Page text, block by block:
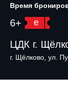
Время
6+ e
ЦДК г.
г. Щёлково, ул.